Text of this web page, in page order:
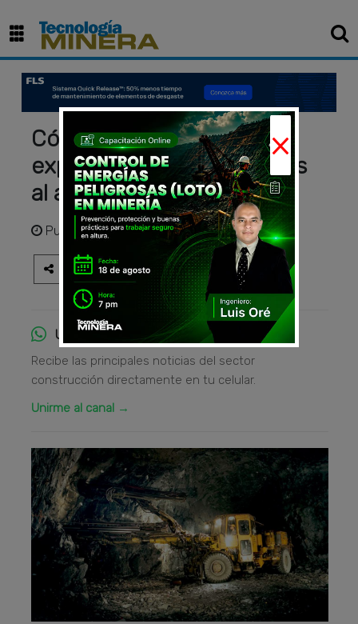
Cómo optimizar la
explotación minera gracias
al análisis predictivo
Publicadohace 2 años
Únete al canal de WhatsApp
Recibe las principales noticias del sector
construcción directamente en tu celular.
Unirme al canal →
×